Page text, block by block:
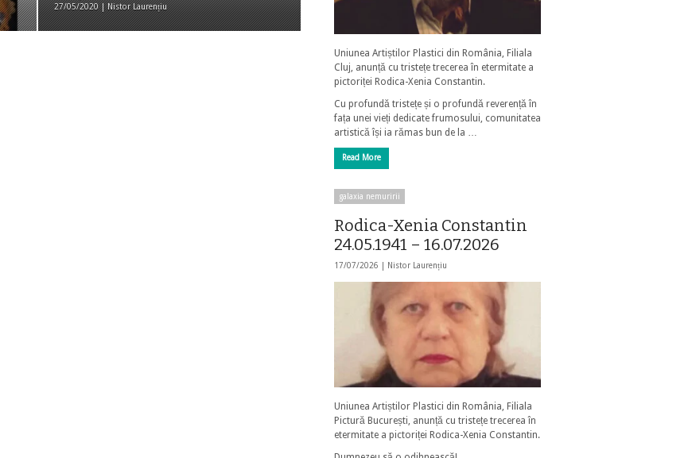
27/05/2020 | Nistor Laurențiu
Uniunea Artiștilor Plastici din România, Filiala
Cluj, anunță cu tristețe trecerea în etermitate a
pictoriței Rodica-Xenia Constantin.
Cu profundă tristețe și o profundă reverență în
fața unei vieți dedicate frumosului, comunitatea
artistică își ia rămas bun de la …
Read More
galaxia nemuririi
Rodica-Xenia Constantin
24.05.1941 – 16.07.2026
17/07/2026 | Nistor Laurențiu
Uniunea Artiștilor Plastici din România, Filiala
Pictură București, anunță cu tristețe trecerea în
etermitate a pictoriței Rodica-Xenia Constantin.